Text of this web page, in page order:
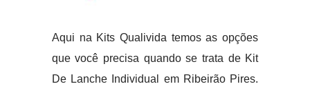
Aqui na Kits Qualivida temos as opções
que você precisa quando se trata de Kit
De Lanche Individual em Ribeirão Pires.